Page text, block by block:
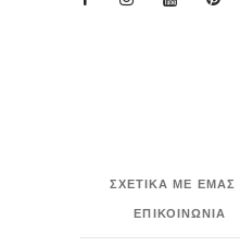
ΣΧΕΤΙΚΑ ΜΕ ΕΜΑΣ
ΕΠΙΚΟΙΝΩΝΙΑ